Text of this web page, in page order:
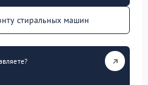
стиральных машин